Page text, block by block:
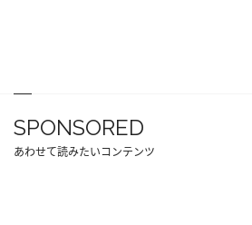
SPONSORED
あわせて読みたいコンテンツ